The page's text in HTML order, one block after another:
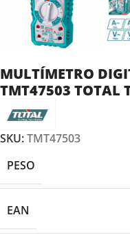
MULTÍMETRO
TMT47503 TOTAL
SKU:TMT47503
PESO
EAN